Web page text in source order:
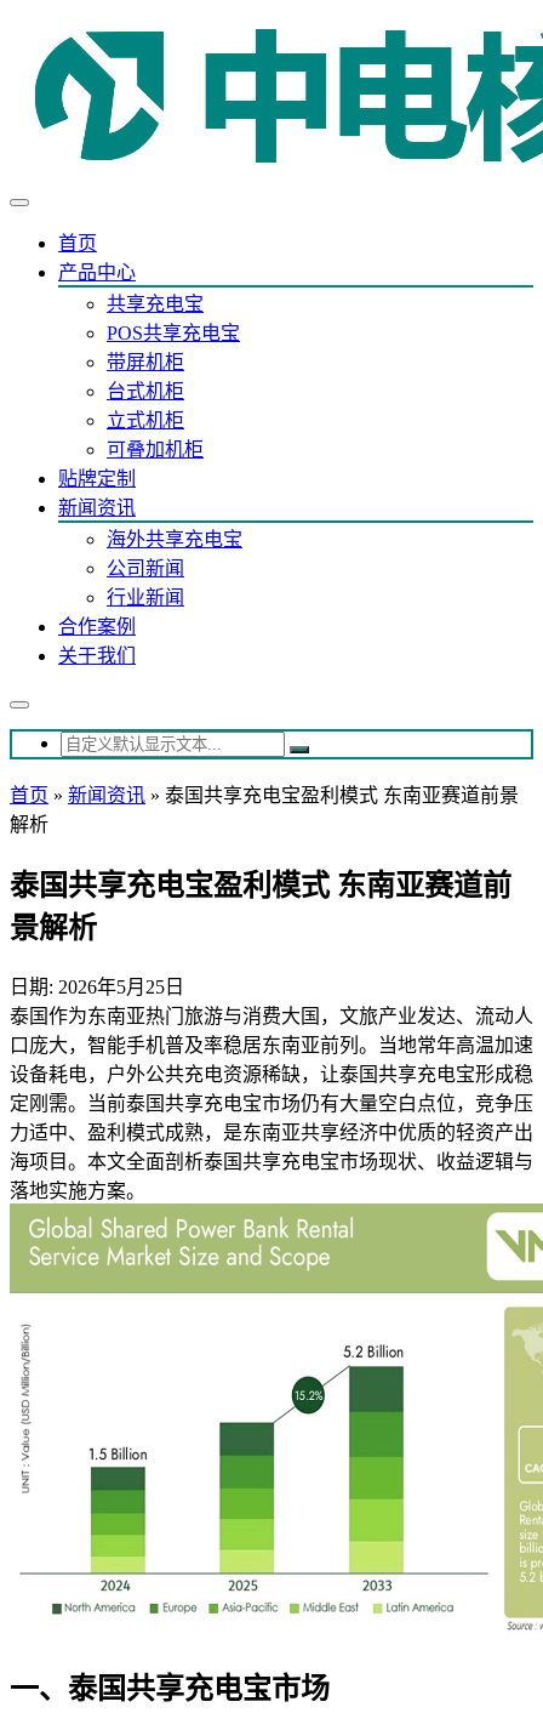
首页
产品中心
共享充电宝
POS共享充电宝
带屏机柜
台式机柜
立式机柜
可叠加机柜
贴牌定制
新闻资讯
海外共享充电宝
公司新闻
行业新闻
合作案例
关于我们
首页 » 新闻资讯 » 泰国共享充电宝盈利模式 东南亚赛道前景
解析
泰国共享充电宝盈利模式 东南亚赛道前
景解析
日期: 2026年5月25日
泰国作为东南亚热门旅游与消费大国，文旅产业发达、流动人
口庞大，智能手机普及率稳居东南亚前列。当地常年高温加速
设备耗电，户外公共充电资源稀缺，让泰国共享充电宝形成稳
定刚需。当前泰国共享充电宝市场仍有大量空白点位，竞争压
力适中、盈利模式成熟，是东南亚共享经济中优质的轻资产出
海项目。本文全面剖析泰国共享充电宝市场现状、收益逻辑与
落地实施方案。
一、泰国共享充电宝市场